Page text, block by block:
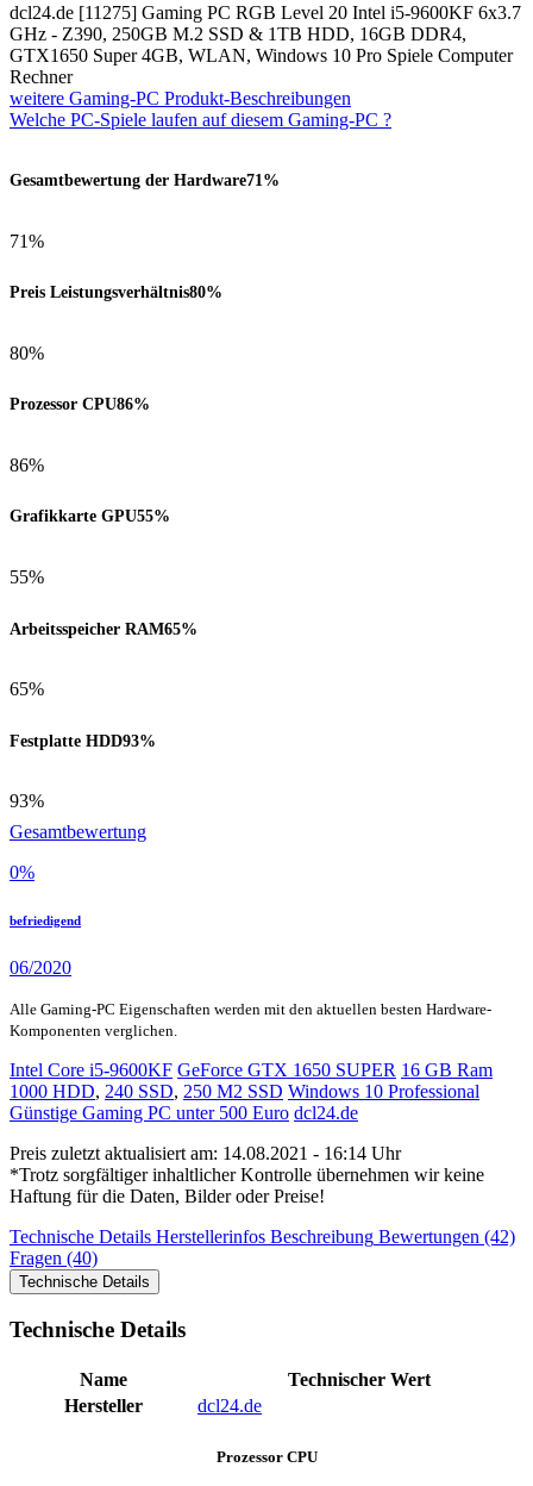
dcl24.de [11275] Gaming PC RGB Level 20 Intel i5-9600KF 6x3.7
GHz - Z390, 250GB M.2 SSD & 1TB HDD, 16GB DDR4,
GTX1650 Super 4GB, WLAN, Windows 10 Pro Spiele Computer
Rechner
weitere Gaming-PC Produkt-Beschreibungen
Welche PC-Spiele laufen auf diesem Gaming-PC ?
Gesamtbewertung der Hardware71%
71%
Preis Leistungsverhältnis80%
80%
Prozessor CPU86%
86%
Grafikkarte GPU55%
55%
Arbeitsspeicher RAM65%
65%
Festplatte HDD93%
93%
Gesamtbewertung
0%
befriedigend
06/2020
Alle Gaming-PC Eigenschaften werden mit den aktuellen besten Hardware-
Komponenten verglichen.
Intel Core i5-9600KF GeForce GTX 1650 SUPER 16 GB Ram
1000 HDD, 240 SSD, 250 M2 SSD Windows 10 Professional
Günstige Gaming PC unter 500 Euro dcl24.de
Preis zuletzt aktualisiert am: 14.08.2021 - 16:14 Uhr
*Trotz sorgfältiger inhaltlicher Kontrolle übernehmen wir keine
Haftung für die Daten, Bilder oder Preise!
Technische Details Herstellerinfos Beschreibung Bewertungen (42)
Fragen (40)
Technische Details
Technische Details
Name
Technischer Wert
Hersteller
dcl24.de
Prozessor CPU